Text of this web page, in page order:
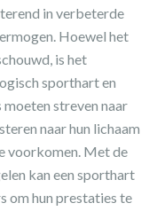
in verbeterde
Hoewel het
is het
sporthart en
streven naar
naar hun lichaam
voorkomen. Met de
kan een sporthart
om hun prestaties te